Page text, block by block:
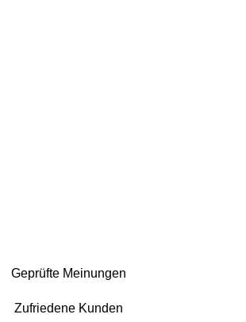
Geprüfte Meinungen
Zufriedene Kunden